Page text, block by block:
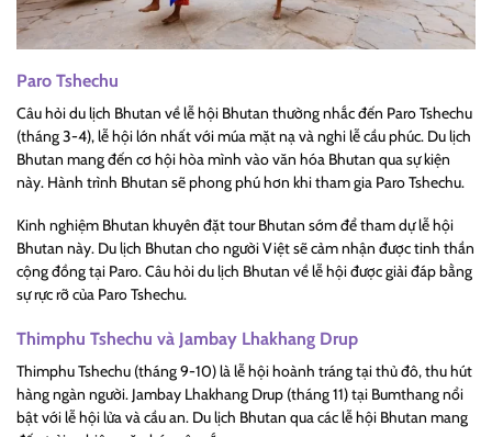
Paro Tshechu
Câu hỏi du lịch Bhutan về lễ hội Bhutan thường nhắc đến Paro Tshechu
(tháng 3-4), lễ hội lớn nhất với múa mặt nạ và nghi lễ cầu phúc. Du lịch
Bhutan mang đến cơ hội hòa mình vào văn hóa Bhutan qua sự kiện
này. Hành trình Bhutan sẽ phong phú hơn khi tham gia Paro Tshechu.
Kinh nghiệm Bhutan khuyên đặt tour Bhutan sớm để tham dự lễ hội
Bhutan này. Du lịch Bhutan cho người Việt sẽ cảm nhận được tinh thần
cộng đồng tại Paro. Câu hỏi du lịch Bhutan về lễ hội được giải đáp bằng
sự rực rỡ của Paro Tshechu.
Thimphu Tshechu và Jambay Lhakhang Drup
Thimphu Tshechu (tháng 9-10) là lễ hội hoành tráng tại thủ đô, thu hút
hàng ngàn người. Jambay Lhakhang Drup (tháng 11) tại Bumthang nổi
bật với lễ hội lửa và cầu an. Du lịch Bhutan qua các lễ hội Bhutan mang